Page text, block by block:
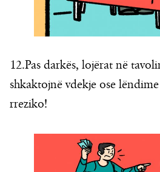
12.Pas darkës, lojërat në
shkaktojnë vdekje ose
rreziko!